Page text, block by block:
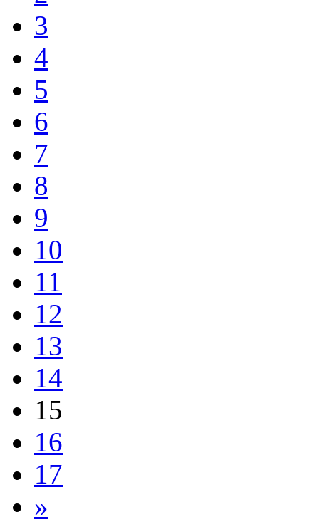
3
4
5
6
7
8
9
10
11
12
13
14
15
16
17
»